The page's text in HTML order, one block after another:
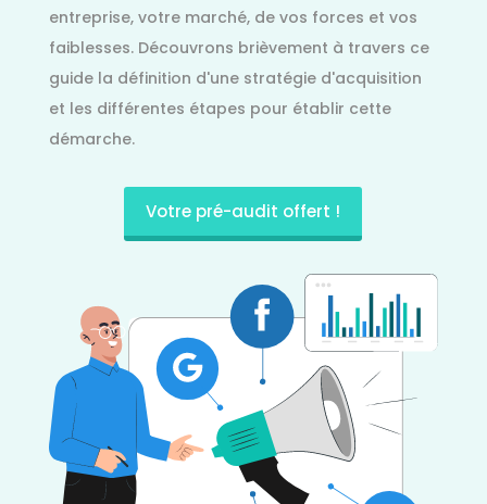
entreprise, votre marché, de vos forces et vos
faiblesses. Découvrons brièvement à travers ce
guide la définition d'une stratégie d'acquisition
et les différentes étapes pour établir cette
démarche.
Votre pré-audit offert !